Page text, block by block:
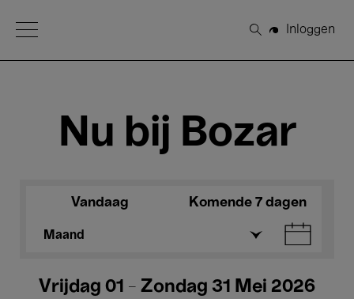
Open Menu
Zoeken
Inloggen
Nu bij Bozar
Vandaag Komende 7 dagen
Maand
Vrijdag 01 - Zondag 31 Mei 2026